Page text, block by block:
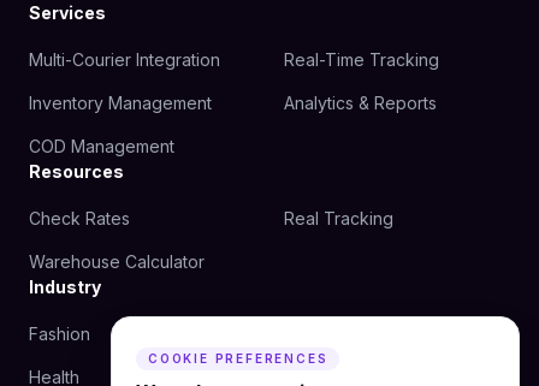
Services
Multi-Courier Integration Real-Time Tracking
Inventory Management Analytics & Reports
COD Management
Resources
Check Rates Real Tracking
Warehouse Calculator
Industry
Fashion
Health
COOKIE PREFERENCES